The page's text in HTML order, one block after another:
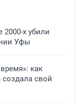
2000-х убили
Уфы
как
создала свой